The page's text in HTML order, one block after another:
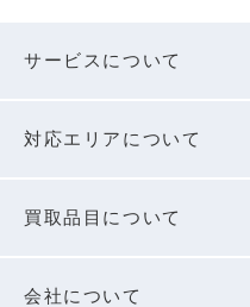
サービスについて
対応エリアについて
買取品⽬について
会社について